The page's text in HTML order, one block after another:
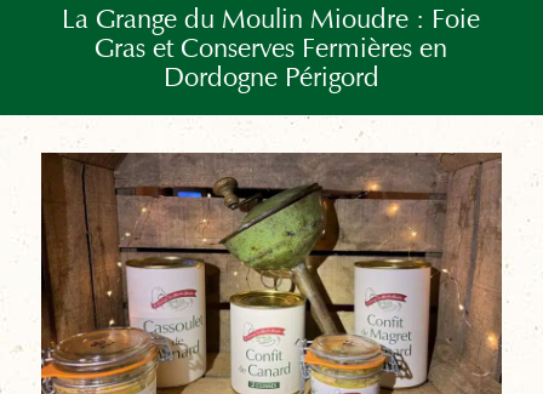
La Grange du Moulin Mioudre : Foie
Gras et Conserves Fermières en
Dordogne Périgord